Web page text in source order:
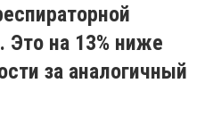
Это на 13% ниже
за аналогичный